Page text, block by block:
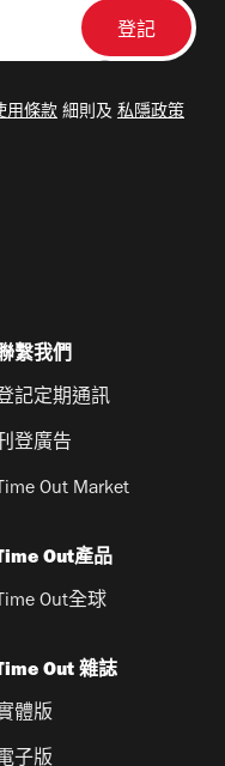
用條款 細則及 私隱政策
繫我們
記定期通訊
登廣告
Time Out Market
Out產品
Time Out全球
Out 雜誌
體版
子版